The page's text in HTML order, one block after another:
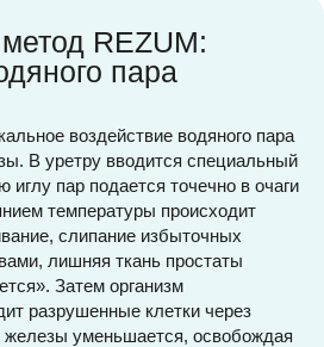
REZUM:
пара
воздействие водяного пара
В уретру вводится специальный
иглу пар подается точечно в очаги
температуры происходит
слипание избыточных
лишняя ткань простаты
Затем организм
разрушенные клетки через
уменьшается, освобождая